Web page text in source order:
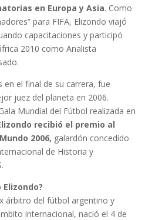
en Europa y Asia. Como
para FIFA, Elizondo viajó
capacitaciones y participó
2010 como Analista
en el final de su carrera, fue
juez del planeta en 2006.
Mundial del Fútbol realizada en
recibió el premio al
2006, galardón concedido
de Historia y
Elizondo?
árbitro del fútbol argentino y
internacional, nació el 4 de